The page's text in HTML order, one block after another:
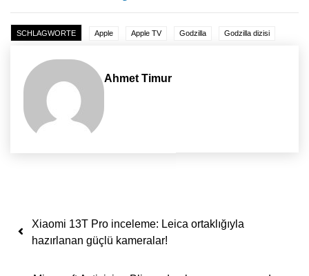
SCHLAGWORTE Apple Apple TV Godzilla Godzilla dizisi
Ahmet Timur
Yazı dolaşımı
Xiaomi 13T Pro inceleme: Leica ortaklığıyla
hazırlanan güçlü kameralar!